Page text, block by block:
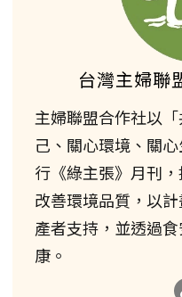
台灣主婦聯
主婦聯盟合作社以
己、關心環境、關
行《綠主張》月刊
改善環境品質，以
產者支持，並透過
康。